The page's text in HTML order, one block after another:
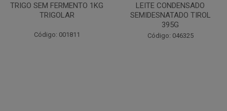
LEITE CONDENSADO
SEMIDESNATADO TIROL
Código: 046325
CHANTILINHO EM PO 400G
MIX
Código: 037442